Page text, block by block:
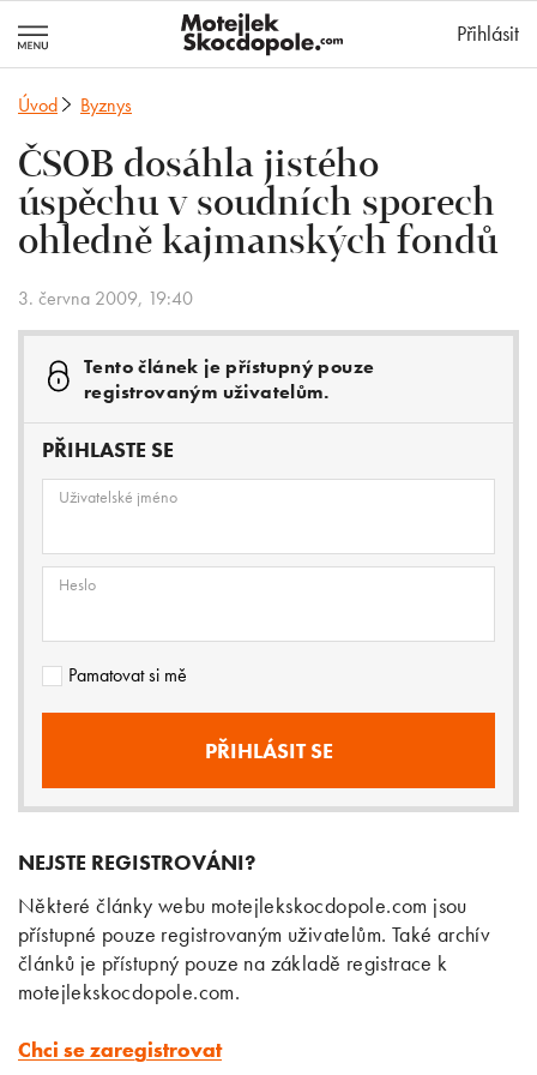
Přihlásit
Úvod Byznys
ČSOB dosáhla jistého
úspěchu v soudních sporech
ohledně kajmanských fondů
3. června 2009, 19:40
Tento článek je přístupný pouze
registrovaným uživatelům.
PŘIHLASTE SE
Uživatelské jméno
Heslo
Pamatovat si mě
NEJSTE REGISTROVÁNI?
Některé články webu motejlekskocdopole.com jsou
přístupné pouze registrovaným uživatelům. Také archív
článků je přístupný pouze na základě registrace k
motejlekskocdopole.com.
Chci se zaregistrovat